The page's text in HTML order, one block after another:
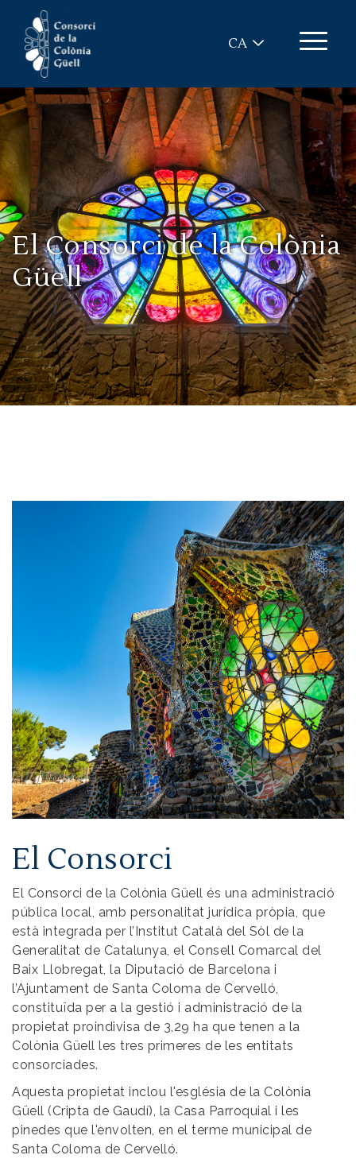
CA
El Consorci de la Colònia
Güell
El Consorci
El Consorci de la Colònia Güell és una administració
pública local, amb personalitat jurídica pròpia, que
està integrada per l’Institut Català del Sòl de la
Generalitat de Catalunya, el Consell Comarcal del
Baix Llobregat, la Diputació de Barcelona i
l’Ajuntament de Santa Coloma de Cervelló,
constituïda per a la gestió i administració de la
propietat proindivisa de 3,29 ha que tenen a la
Colònia Güell les tres primeres de les entitats
consorciades.
Aquesta propietat inclou l'església de la Colònia
Güell (Cripta de Gaudí), la Casa Parroquial i les
pinedes que l'envolten, en el terme municipal de
Santa Coloma de Cervelló.